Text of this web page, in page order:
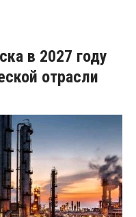
в 2027 году
отрасли